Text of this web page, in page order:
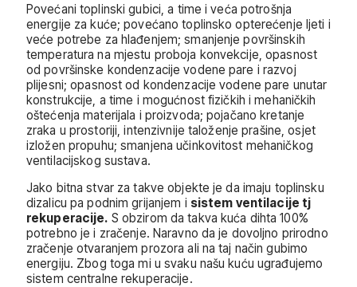
Povećani toplinski gubici, a time i veća potrošnja
energije za kuće; povećano toplinsko opterećenje ljeti i
veće potrebe za hlađenjem; smanjenje površinskih
temperatura na mjestu proboja konvekcije, opasnost
od površinske kondenzacije vodene pare i razvoj
plijesni; opasnost od kondenzacije vodene pare unutar
konstrukcije, a time i mogućnost fizičkih i mehaničkih
oštećenja materijala i proizvoda; pojačano kretanje
zraka u prostoriji, intenzivnije taloženje prašine, osjet
izložen propuhu; smanjena učinkovitost mehaničkog
ventilacijskog sustava.
Jako bitna stvar za takve objekte je da imaju toplinsku
dizalicu pa podnim grijanjem i sistem ventilacije tj
rekuperacije. S obzirom da takva kuća dihta 100%
potrebno je i zračenje. Naravno da je dovoljno prirodno
zračenje otvaranjem prozora ali na taj način gubimo
energiju. Zbog toga mi u svaku našu kuću ugrađujemo
sistem centralne rekuperacije.